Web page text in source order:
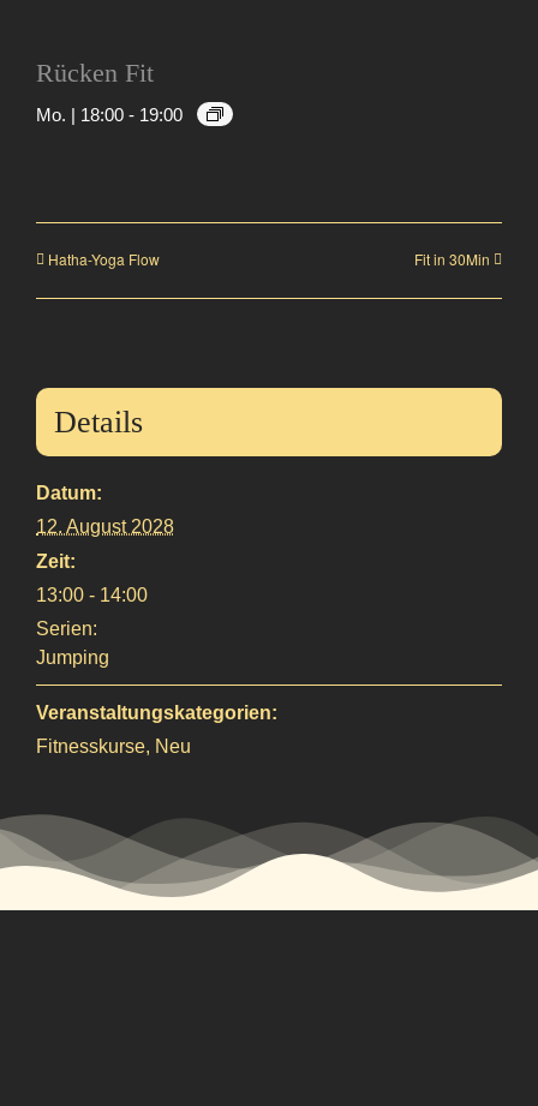
Rücken Fit
Mo. | 18:00 - 19:00
Hatha-Yoga Flow Fit in 30Min
Details
Datum:
12. August 2028
Zeit:
13:00 - 14:00
Serien:
Jumping
Veranstaltungskategorien:
Fitnesskurse, Neu